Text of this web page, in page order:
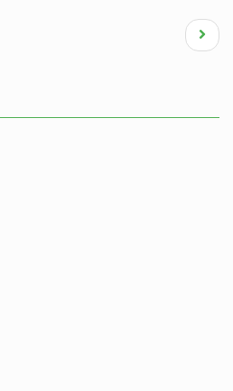
Next
page